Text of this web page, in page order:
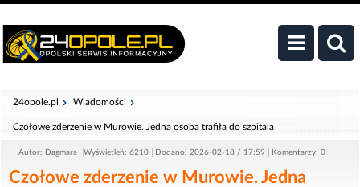
24opole.pl Wiadomości
Czołowe zderzenie w Murowie. Jedna osoba trafiła do szpitala
Autor: Dagmara Wyświetleń: 6210 Dodano: 2026-02-18 / 17:59 Komentarzy: 0
Czołowe zderzenie w Murowie. Jedna